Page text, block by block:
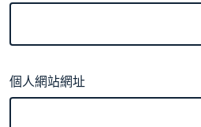
個人網站網址